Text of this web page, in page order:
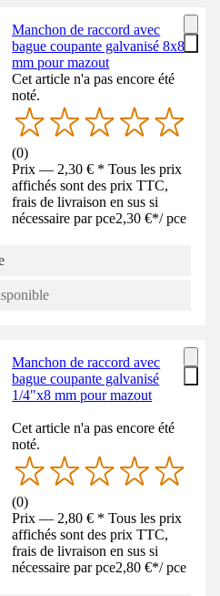
Manchon de raccord avec
bague coupante galvanisé 8x8
mm pour mazout
Cet article n'a pas encore été
noté.
(0)
Prix — 2,30 € * Tous les prix
affichés sont des prix TTC,
frais de livraison en sus si
nécessaire par pce2,30 €*/ pce
Manchon de raccord avec
bague coupante galvanisé
1/4"x8 mm pour mazout
Cet article n'a pas encore été
noté.
(0)
Prix — 2,80 € * Tous les prix
affichés sont des prix TTC,
frais de livraison en sus si
nécessaire par pce2,80 €*/ pce